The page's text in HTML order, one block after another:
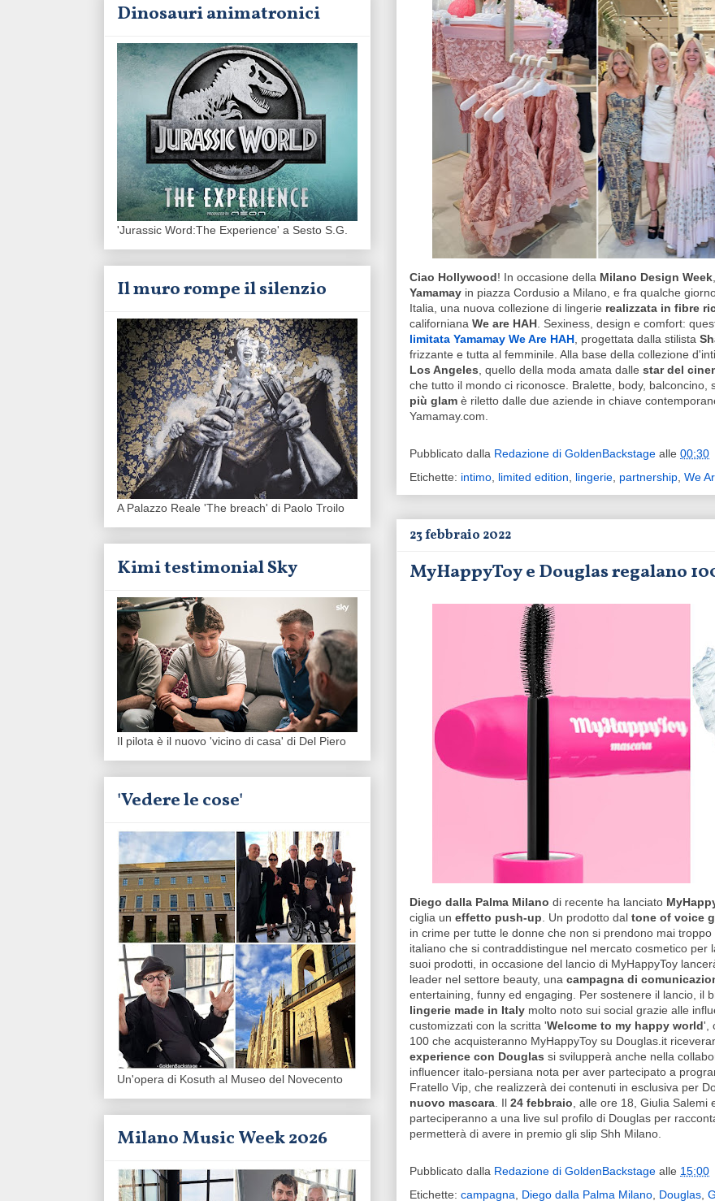
Ciao Hollywood! In occasione della Milano Design Week
Yamamay in piazza Cordusio a Milano, e fra qualche
Italia, una nuova collezione di lingerie realizzata in fibre
californiana We are HAH. Sexiness, design e comfort:
limitata Yamamay We Are HAH, progettata dalla stilista
frizzante e tutta al femminile. Alla base della collezione
Los Angeles, quello della moda amata dalle star del
che tutto il mondo ci riconosce. Bralette, body, balconcino,
più glam è riletto dalle due aziende in chiave
Yamamay.com.
Pubblicato dalla Redazione di GoldenBackstage alle 00:30
Etichette: intimo, limited edition, lingerie, partnership, We
23 febbraio 2022
MyHappyToy e Douglas regalano
Diego dalla Palma Milano di recente ha lanciato
ciglia un effetto push-up. Un prodotto dal tone of voice
in crime per tutte le donne che non si prendono mai
italiano che si contraddistingue nel mercato cosmetico per
suoi prodotti, in occasione del lancio di MyHappyToy
leader nel settore beauty, una campagna di
entertaining, funny ed engaging. Per sostenere il lancio, il
lingerie made in Italy molto noto sui social grazie alle
customizzati con la scritta 'Welcome to my happy world',
100 che acquisteranno MyHappyToy su Douglas.it
experience con Douglas si svilupperà anche nella
influencer italo-persiana nota per aver partecipato a
Fratello Vip, che realizzerà dei contenuti in esclusiva per
nuovo mascara. Il 24 febbraio, alle ore 18, Giulia Salemi
parteciperanno a una live sul profilo di Douglas per
permetterà di avere in premio gli slip Shh Milano.
Pubblicato dalla Redazione di GoldenBackstage alle 15:00
Etichette: campagna, Diego dalla Palma Milano, Douglas,
Dinosauri animatronici
'Jurassic Word:The Experience' a Sesto S.G.
Il muro rompe il silenzio
A Palazzo Reale 'The breach' di Paolo Troilo
Kimi testimonial Sky
Il pilota è il nuovo 'vicino di casa' di Del Piero
'Vedere le cose'
Un'opera di Kosuth al Museo del Novecento
Milano Music Week 2026